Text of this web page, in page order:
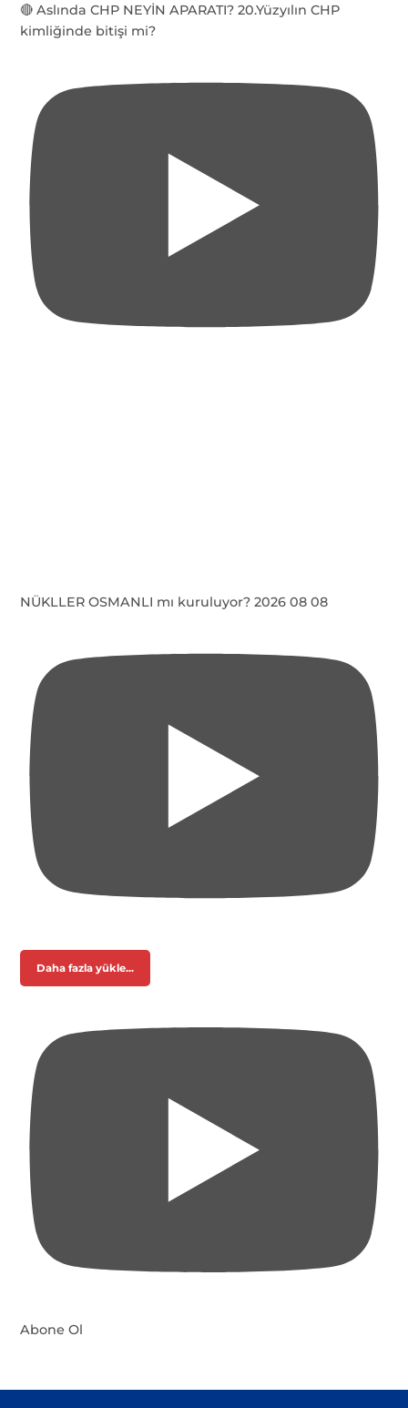
🔴 Aslında CHP NEYİN APARATI? 20.Yüzyılın CHP
kimliğinde bitişi mi?
NÜKLLER OSMANLI mı kuruluyor? 2026 08 08
Daha fazla yükle...
Abone Ol